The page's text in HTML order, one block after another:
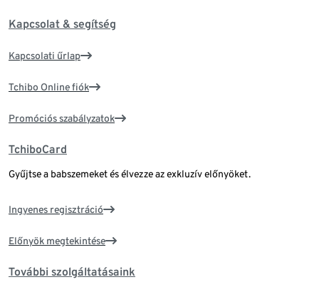
Kapcsolat & segítség
Kapcsolati űrlap
Tchibo Online fiók
Promóciós szabályzatok
TchiboCard
Gyűjtse a babszemeket és élvezze az exkluzív előnyöket.
Ingyenes regisztráció
Előnyök megtekintése
További szolgáltatásaink